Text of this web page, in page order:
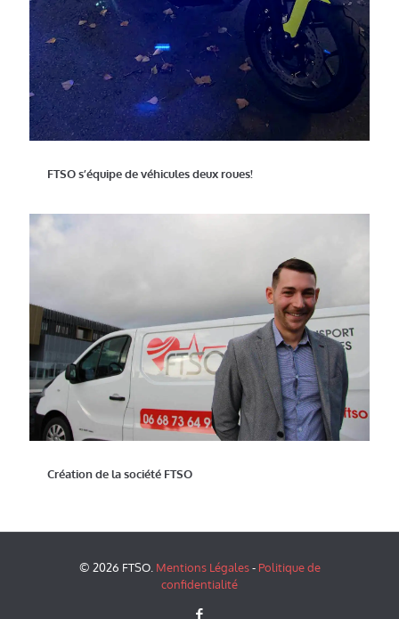
FTSO s’équipe de véhicules deux roues!
Création de la société FTSO
© 2026 FTSO. Mentions Légales- Politique de
confidentialité